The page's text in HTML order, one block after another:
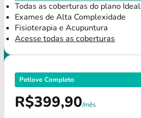
Todas as coberturas do plano Ideal
Exames de Alta Complexidade
Fisioterapia e Acupuntura
Acesse todas as coberturas
Petlove Completo
R$399,90/mês